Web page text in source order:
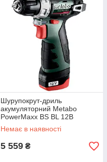
Шурупокрут-дриль
акумуляторний Metabo
PowerMaxx BS BL 12В
2х2.0А·год 20·38Нм 0-400·0-
1500об·хв (601721500)
Немає в наявності
5 559 ₴